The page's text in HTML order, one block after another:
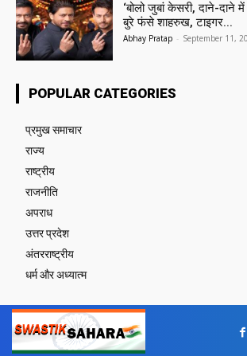
‘बोलो जुबां केसरी, दाने-दाने
बुरे फंसे शाहरुख, टाइगर...
Abhay Pratap - September 11,
POPULAR CATEGORIES
प्रमुख समाचार‎
राज्य
राष्ट्रीय
राजनीति
अपराध
उत्तर प्रदेश
अंतरराष्ट्रीय
धर्म और अध्यात्म